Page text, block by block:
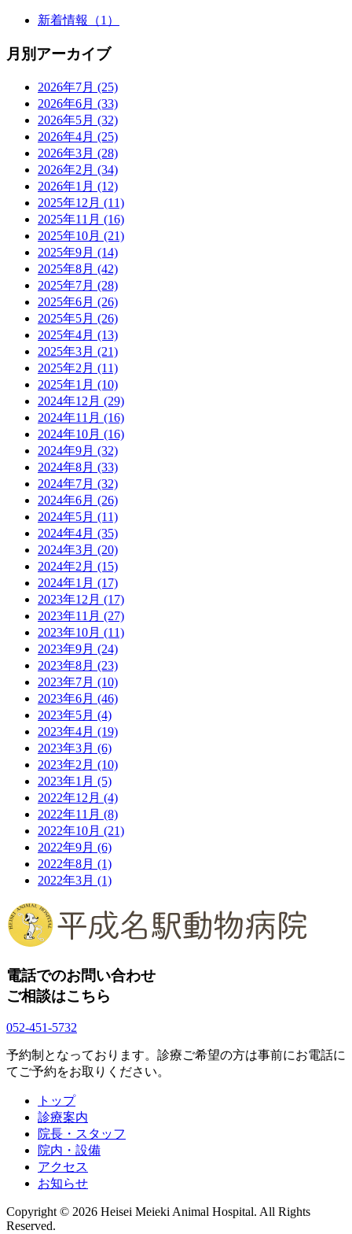
新着情報 （1）
月別アーカイブ
2026年7月 (25)
2026年6月 (33)
2026年5月 (32)
2026年4月 (25)
2026年3月 (28)
2026年2月 (34)
2026年1月 (12)
2025年12月 (11)
2025年11月 (16)
2025年10月 (21)
2025年9月 (14)
2025年8月 (42)
2025年7月 (28)
2025年6月 (26)
2025年5月 (26)
2025年4月 (13)
2025年3月 (21)
2025年2月 (11)
2025年1月 (10)
2024年12月 (29)
2024年11月 (16)
2024年10月 (16)
2024年9月 (32)
2024年8月 (33)
2024年7月 (32)
2024年6月 (26)
2024年5月 (11)
2024年4月 (35)
2024年3月 (20)
2024年2月 (15)
2024年1月 (17)
2023年12月 (17)
2023年11月 (27)
2023年10月 (11)
2023年9月 (24)
2023年8月 (23)
2023年7月 (10)
2023年6月 (46)
2023年5月 (4)
2023年4月 (19)
2023年3月 (6)
2023年2月 (10)
2023年1月 (5)
2022年12月 (4)
2022年11月 (8)
2022年10月 (21)
2022年9月 (6)
2022年8月 (1)
2022年3月 (1)
電話でのお問い合わせ
ご相談はこちら
052-451-5732
予約制となっております。診療ご希望の方は事前にお電話に
てご予約をお取りください。
トップ
診療案内
院長・スタッフ
院内・設備
アクセス
お知らせ
Copyright © 2026 Heisei Meieki Animal Hospital. All Rights
Reserved.